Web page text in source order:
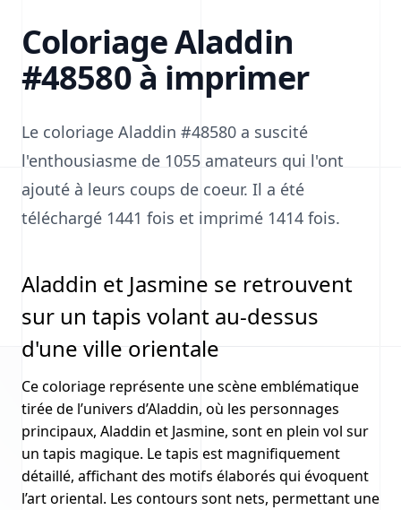
Coloriage Aladdin
#48580 à imprimer
Le coloriage Aladdin #48580 a suscité
l'enthousiasme de 1055 amateurs qui l'ont
ajouté à leurs coups de coeur. Il a été
téléchargé 1441 fois et imprimé 1414 fois.
Aladdin et Jasmine se retrouvent
sur un tapis volant au-dessus
d'une ville orientale
Ce coloriage représente une scène emblématique
tirée de l’univers d’Aladdin, où les personnages
principaux, Aladdin et Jasmine, sont en plein vol sur
un tapis magique. Le tapis est magnifiquement
détaillé, affichant des motifs élaborés qui évoquent
l’art oriental. Les contours sont nets, permettant une